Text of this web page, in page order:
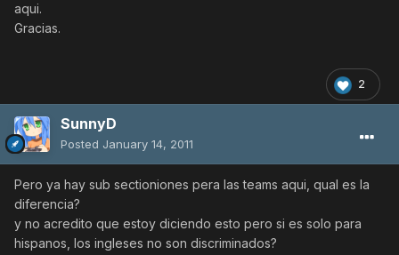
aqui.
Gracias.
2
SunnyD
Posted January 14, 2011
Pero ya hay sub sectioniones pera las teams aqui, qual es la
diferencia?
y no acredito que estoy diciendo esto pero si es solo para
hispanos, los ingleses no son discriminados?